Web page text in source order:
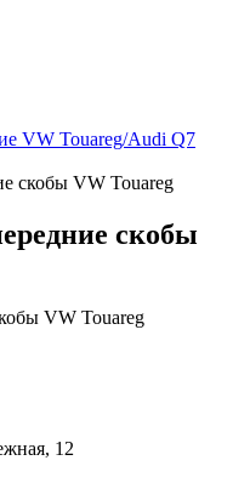
VW Touareg/Audi Q7
скобы VW Touareg
скобы
12